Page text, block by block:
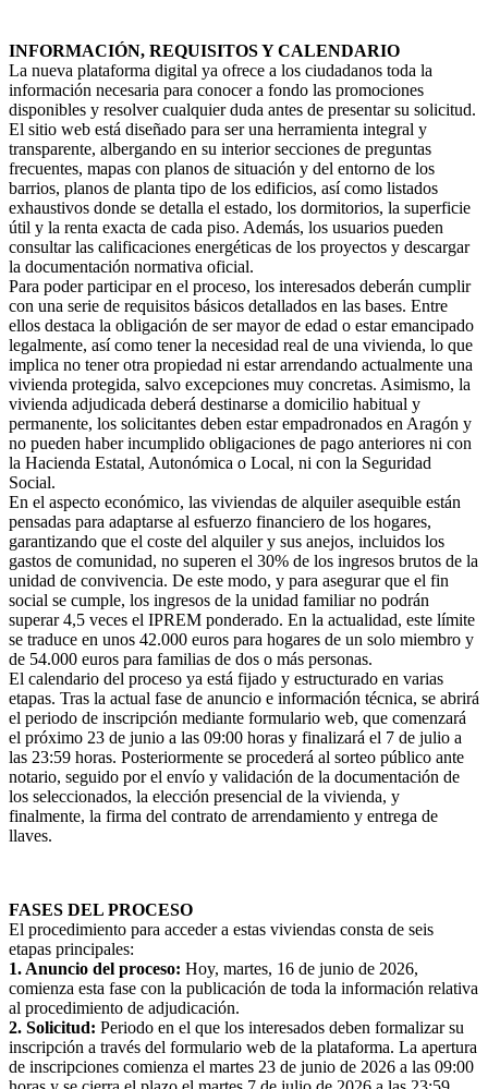
INFORMACIÓN, REQUISITOS Y CALENDARIO
La nueva plataforma digital ya ofrece a los ciudadanos toda la
información necesaria para conocer a fondo las promociones
disponibles y resolver cualquier duda antes de presentar su solicitud.
El sitio web está diseñado para ser una herramienta integral y
transparente, albergando en su interior secciones de preguntas
frecuentes, mapas con planos de situación y del entorno de los
barrios, planos de planta tipo de los edificios, así como listados
exhaustivos donde se detalla el estado, los dormitorios, la superficie
útil y la renta exacta de cada piso. Además, los usuarios pueden
consultar las calificaciones energéticas de los proyectos y descargar
la documentación normativa oficial.
Para poder participar en el proceso, los interesados deberán cumplir
con una serie de requisitos básicos detallados en las bases. Entre
ellos destaca la obligación de ser mayor de edad o estar emancipado
legalmente, así como tener la necesidad real de una vivienda, lo que
implica no tener otra propiedad ni estar arrendando actualmente una
vivienda protegida, salvo excepciones muy concretas. Asimismo, la
vivienda adjudicada deberá destinarse a domicilio habitual y
permanente, los solicitantes deben estar empadronados en Aragón y
no pueden haber incumplido obligaciones de pago anteriores ni con
la Hacienda Estatal, Autonómica o Local, ni con la Seguridad
Social.
En el aspecto económico, las viviendas de alquiler asequible están
pensadas para adaptarse al esfuerzo financiero de los hogares,
garantizando que el coste del alquiler y sus anejos, incluidos los
gastos de comunidad, no superen el 30% de los ingresos brutos de la
unidad de convivencia. De este modo, y para asegurar que el fin
social se cumple, los ingresos de la unidad familiar no podrán
superar 4,5 veces el IPREM ponderado. En la actualidad, este límite
se traduce en unos 42.000 euros para hogares de un solo miembro y
de 54.000 euros para familias de dos o más personas.
El calendario del proceso ya está fijado y estructurado en varias
etapas. Tras la actual fase de anuncio e información técnica, se abrirá
el periodo de inscripción mediante formulario web, que comenzará
el próximo 23 de junio a las 09:00 horas y finalizará el 7 de julio a
las 23:59 horas. Posteriormente se procederá al sorteo público ante
notario, seguido por el envío y validación de la documentación de
los seleccionados, la elección presencial de la vivienda, y
finalmente, la firma del contrato de arrendamiento y entrega de
llaves.
FASES DEL PROCESO
El procedimiento para acceder a estas viviendas consta de seis
etapas principales:
1. Anuncio del proceso: Hoy, martes, 16 de junio de 2026,
comienza esta fase con la publicación de toda la información relativa
al procedimiento de adjudicación.
2. Solicitud: Periodo en el que los interesados deben formalizar su
inscripción a través del formulario web de la plataforma. La apertura
de inscripciones comienza el martes 23 de junio de 2026 a las 09:00